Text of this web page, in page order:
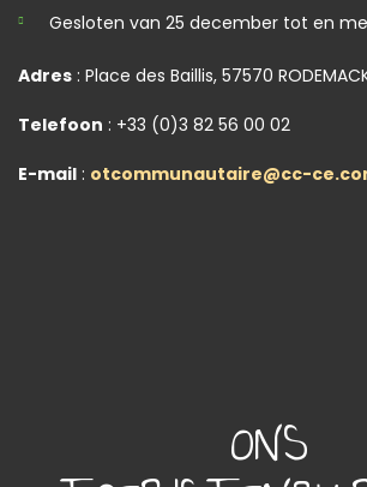
Gesloten van 25 december tot en
Adres : Place des Baillis, 57570
Telefoon : +33 (0)3 82 56 00 02
E-mail : otcommunautaire@cc-
ONS